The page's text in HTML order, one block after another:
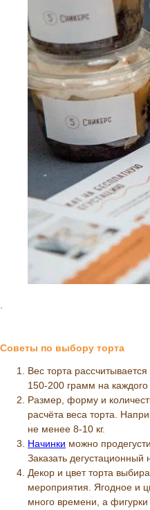
.
Советы по выбору торта
Вес торта
150-200 грамм на каждого
Размер, форму и
расчёта веса торта.
не менее 8-10 кг.
Начинки можно
Заказать
Декор и цвет торта
мероприятия. Ягодное и
много времени, а